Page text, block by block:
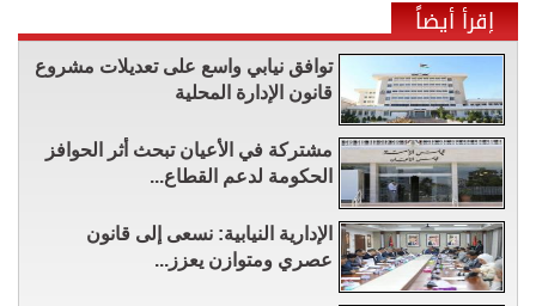
إقرأ أيضاً
توافق نيابي واسع على تعديلات مشروع
قانون الإدارة المحلية
مشتركة في الأعيان تبحث أثر الحوافز
الحكومة لدعم القطاع...
الإدارية النيابية: نسعى إلى قانون
عصري ومتوازن يعزز...